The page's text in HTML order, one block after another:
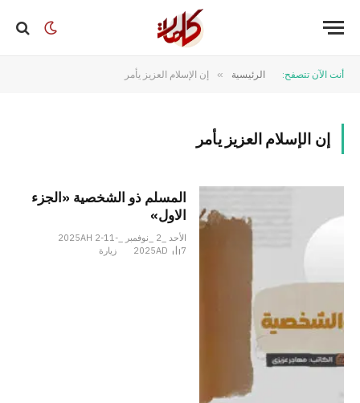
أنت الآن تتصفح: الرئيسية » إن الإسلام العزيز يأمر
إن الإسلام العزيز يأمر
المسلم ذو الشخصية «الجزء
الاول»
الأحد _2 _نوفمبر _2025AH 2-11-
2025AD
7 زيارة